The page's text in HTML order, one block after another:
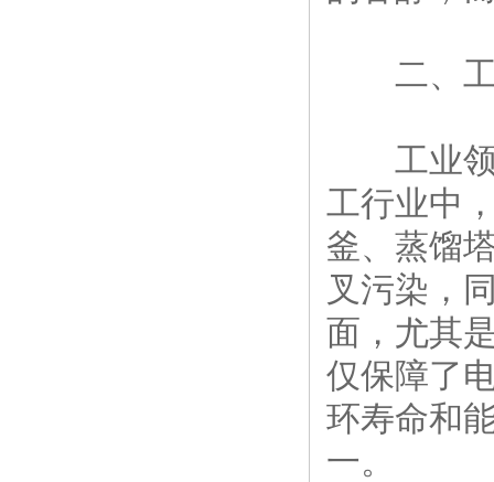
二、工
工业领
工行业中
釜、蒸馏
叉污染，
面，尤其
仅保障了
环寿命和
一。